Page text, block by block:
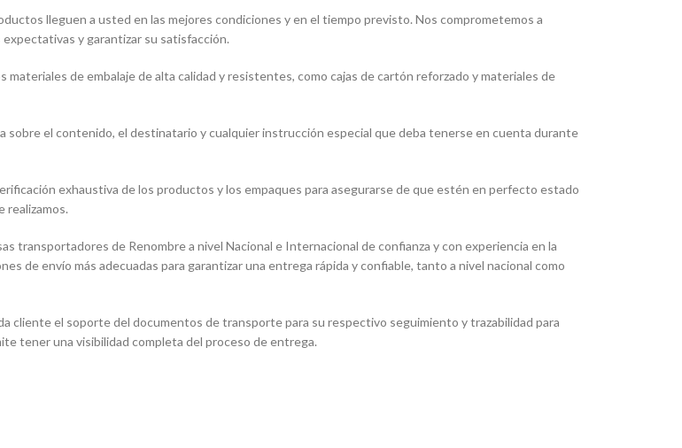
lleguen a usted en las mejores condiciones y en el tiempo previsto. Nos comprometemos a
y garantizar su satisfacción.
de embalaje de alta calidad y resistentes, como cajas de cartón reforzado y materiales de
sobre el contenido, el destinatario y cualquier instrucción especial que deba tenerse en cuenta durante
exhaustiva de los productos y los empaques para asegurarse de que estén en perfecto estado
realizamos.
transportadores de Renombre a nivel Nacional e Internacional de confianza y con experiencia en la
de envío más adecuadas para garantizar una entrega rápida y confiable, tanto a nivel nacional como
cliente el soporte del documentos de transporte para su respectivo seguimiento y trazabilidad para
tener una visibilidad completa del proceso de entrega.